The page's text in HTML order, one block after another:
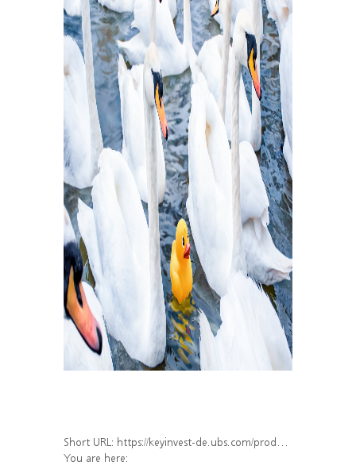
Short URL: https://keyinvest-de.ubs.com/produkt/detail/index/isin/DE000WA706G2
You are here: